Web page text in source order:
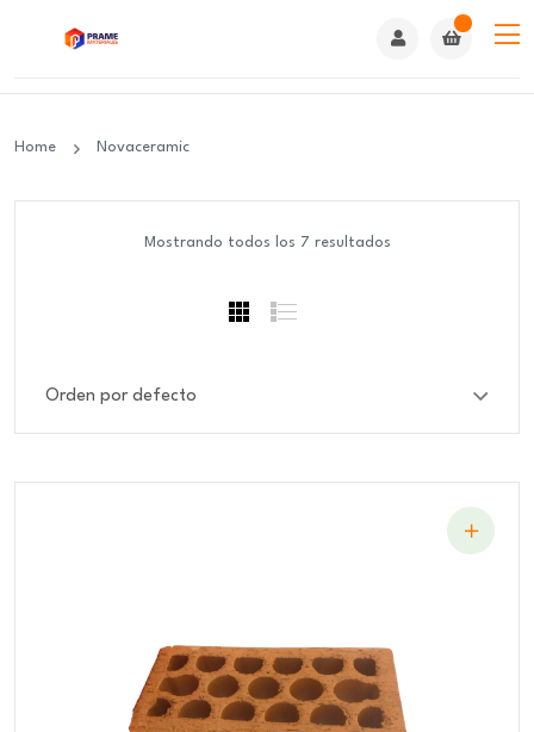
Home Novaceramic
Mostrando todos los 7 resultados